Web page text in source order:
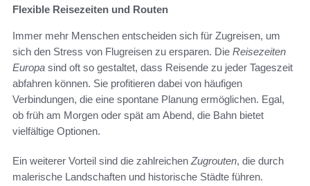
Flexible Reisezeiten und Routen
Immer mehr Menschen entscheiden sich für Zugreisen, um
sich den Stress von Flugreisen zu ersparen. Die Reisezeiten
Europa sind oft so gestaltet, dass Reisende zu jeder Tageszeit
abfahren können. Sie profitieren dabei von häufigen
Verbindungen, die eine spontane Planung ermöglichen. Egal,
ob früh am Morgen oder spät am Abend, die Bahn bietet
vielfältige Optionen.
Ein weiterer Vorteil sind die zahlreichen Zugrouten, die durch
malerische Landschaften und historische Städte führen.